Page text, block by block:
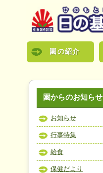
園の紹介
園からのお知らせ
お知らせ
行事特集
給食
保健だより